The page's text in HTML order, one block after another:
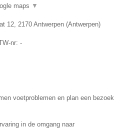
maps ▼
12, 2170 Antwerpen (Antwerpen)
nr: -
voetproblemen en plan een bezoek
in de omgang naar